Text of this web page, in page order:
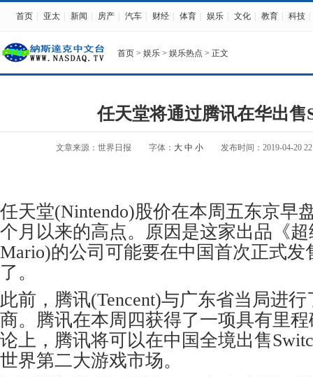
首页 亚太 新闻 房产 汽车 财经 体育 娱乐 文化 教育 科技
首页 > 娱乐 > 娱乐热点 > 正文
任天堂将通过腾讯在华出售
文章来源：世界日报 字体： 大 中 小 发布时间：2019-04-20
任天堂(Nintendo)股价在本周五东京早
个月以来的高点。原因是这家出品《超
Mario)的公司可能要在中国首次正式发
了。
此前，腾讯(Tencent)与广东省当局进
商。腾讯在本周四获得了一项具有里
论上，腾讯将可以在中国全境出售
世界第二大游戏市场。